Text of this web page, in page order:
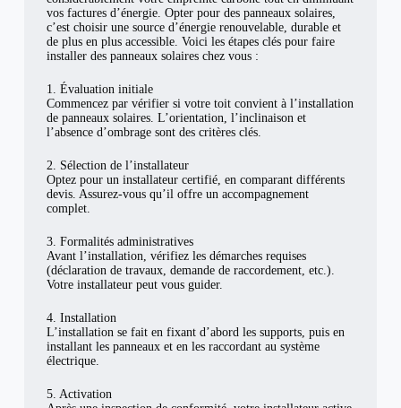
vos factures d’énergie. Opter pour des panneaux solaires,
c’est choisir une source d’énergie renouvelable, durable et
de plus en plus accessible. Voici les étapes clés pour faire
installer des panneaux solaires chez vous :
1. Évaluation initiale
Commencez par vérifier si votre toit convient à l’installation
de panneaux solaires. L’orientation, l’inclinaison et
l’absence d’ombrage sont des critères clés.
2. Sélection de l’installateur
Optez pour un installateur certifié, en comparant différents
devis. Assurez-vous qu’il offre un accompagnement
complet.
3. Formalités administratives
Avant l’installation, vérifiez les démarches requises
(déclaration de travaux, demande de raccordement, etc.).
Votre installateur peut vous guider.
4. Installation
L’installation se fait en fixant d’abord les supports, puis en
installant les panneaux et en les raccordant au système
électrique.
5. Activation